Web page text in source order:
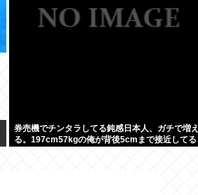
券売機でチンタラしてる鈍感日本人、ガチで増え
る。197cm57kgの俺が背後5cmまで接近してる